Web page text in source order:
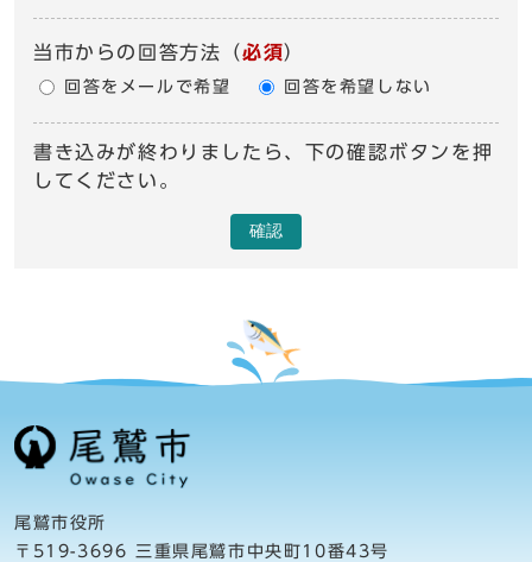
当市からの回答方法 （必須）
回答をメールで希望 回答を希望しない
書き込みが終わりましたら、下の確認ボタンを押
してください。
確認
尾鷲市役所
〒519-3696 三重県尾鷲市中央町10番43号